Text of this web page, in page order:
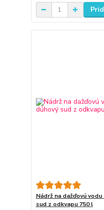
Nádrž na dažďovú
sud z odkvapu 750 l